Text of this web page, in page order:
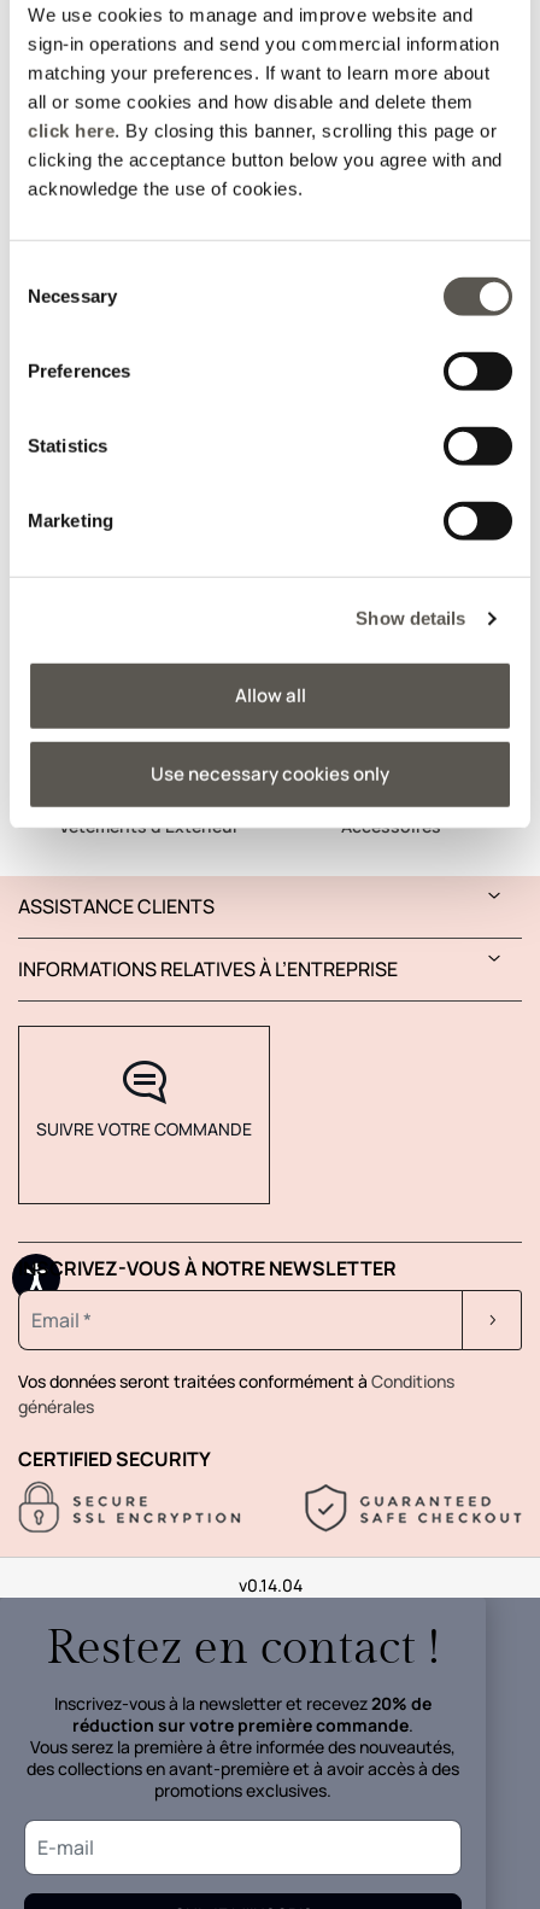
We use cookies to manage and improve website and
sign-in operations and send you commercial information
matching your preferences. If want to learn more about
all or some cookies and how disable and delete them
click here. By closing this banner, scrolling this page or
clicking the acceptance button below you agree with and
acknowledge the use of cookies.
Selection
Necessary
Preferences
Statistics
Marketing
Show details
Allow all
Use necessary cookies only
Vêtements d'Extérieur Accessoires
ASSISTANCE CLIENTS
INFORMATIONS RELATIVES À L’ENTREPRISE
SUIVRE VOTRE COMMANDE
INSCRIVEZ-VOUS À NOTRE NEWSLETTER
Vos données seront traitées conformément à Conditions
générales
CERTIFIED SECURITY
v0.14.04
Restez en contact !
Inscrivez-vous à la newsletter et recevez20% de
réduction sur votre première commande.
Vous serez la première à être informée des nouveautés,
des collections en avant-première et à avoir accès à des
promotions exclusives.